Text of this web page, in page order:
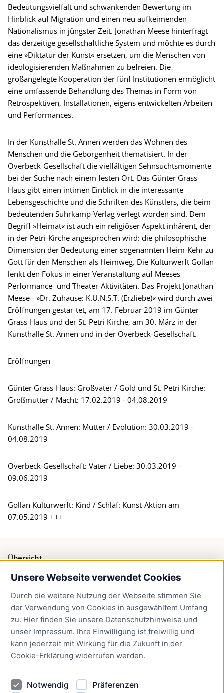
Unsere Webseite verwendet Cookies
Durch die weitere Nutzung der Webseite stimmen Sie
der Verwendung von Cookies in ausgewähltem Umfang
zu. Hier finden Sie unsere Datenschutzhinweise und
unser Impressum. Ihre Einwilligung ist freiwillig und
kann jederzeit mit Wirkung für die Zukunft in der
Cookie-Erklärung widerrufen werden.
Notwendig Präferenzen
Bedeutungsvielfalt und schwankenden Bewertung im
Hinblick auf Migration und einen neu aufkeimenden
Nationalismus in jüngster Zeit. Jonathan Meese hinterfragt
das derzeitige gesellschaftliche System und möchte es durch
eine »Diktatur der Kunst« ersetzen, um die Menschen von
ideologisierenden Maßnahmen zu befreien. Die
großangelegte Kooperation der fünf Institutionen ermöglicht
eine umfassende Behandlung des Themas in Form von
Retrospektiven, Installationen, eigens entwickelten Arbeiten
und Performances.
In der Kunsthalle St. Annen werden das Wohnen des
Menschen und die Geborgenheit thematisiert. In der
Overbeck-Gesellschaft die vielfältigen Sehnsuchtsmomente
bei der Suche nach einem festen Ort. Das Günter Grass-
Haus gibt einen intimen Einblick in die interessante
Lebensgeschichte und die Schriften des Künstlers, die beim
bedeutenden Suhrkamp-Verlag verlegt worden sind. Dem
Begriff »Heimat« ist auch ein religiöser Aspekt inhärent, der
in der Petri-Kirche angesprochen wird: die philosophische
Dimension der Bedeutung einer sogenannten Heim-Kehr zu
Gott für den Menschen als Heimweg. Die Kulturwerft Gollan
lenkt den Fokus in einer Veranstaltung auf Meeses
Performance- und Theater-Aktivitäten. Das Projekt Jonathan
Meese - »Dr. Zuhause: K.U.N.S.T. (Erzliebe)« wird durch zwei
Eröffnungen gestar-tet, am 17. Februar 2019 im Günter
Grass-Haus und der St. Petri Kirche, am 30. März in der
Kunsthalle St. Annen und in der Overbeck-Gesellschaft.
Eröffnungen
Günter Grass-Haus: Großvater / Gold und St. Petri Kirche:
Großmutter / Macht: 17.02.2019 - 04.08.2019
Kunsthalle St. Annen: Mutter / Evolution: 30.03.2019 -
04.08.2019
Overbeck-Gesellschaft: Vater / Liebe: 30.03.2019 -
09.06.2019
Gollan Kulturwerft: Kind / Schlaf: Kunst-Aktion am
07.05.2019 +++
Übersicht
Bürgerservice
Presse
Newsletter Lübeck:kompakt
Kontakt
Kontakt
Datenschutzhinweise